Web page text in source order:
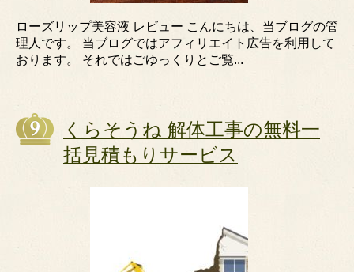
ローズリップ美容液 レビュー こんにちは、当ブログの管
理人です。 当ブログではアフィリエイト広告を利用して
おります。 それではごゆっくりとご覧...
くらそうね 解体工事の無料一
括見積もりサービス